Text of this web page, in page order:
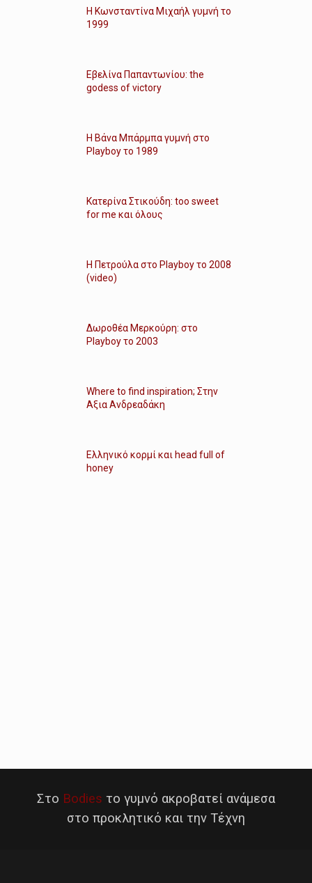
Η Κωνσταντίνα Μιχαήλ γυμνή το
1999
Εβελίνα Παπαντωνίου: the
godess of victory
Η Βάνα Μπάρμπα γυμνή στο
Playboy το 1989
Κατερίνα Στικούδη: too sweet
for me και όλους
Η Πετρούλα στο Playboy το 2008
(video)
Δωροθέα Μερκούρη: στο
Playboy το 2003
Where to find inspiration; Στην
Αξια Ανδρεαδάκη
Ελληνικό κορμί και head full of
honey
Στο Bodies το γυμνό ακροβατεί ανάμεσα
στο προκλητικό και την Τέχνη